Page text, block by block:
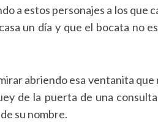
a estos personajes a los que
un día y que el bocata no
abriendo esa ventanita que
de la puerta de una
su nombre.